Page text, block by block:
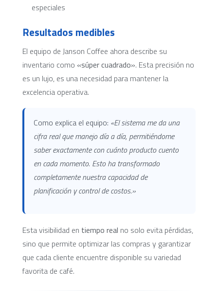
especiales
Resultados medibles
El equipo de Janson Coffee ahora describe su
inventario como «súper cuadrado». Esta precisión no
es un lujo, es una necesidad para mantener la
excelencia operativa.
Como explica el equipo: «El sistema me da una
cifra real que manejo día a día, permitiéndome
saber exactamente con cuánto producto cuento
en cada momento. Esto ha transformado
completamente nuestra capacidad de
planificación y control de costos.»
Esta visibilidad en tiempo real no solo evita pérdidas,
sino que permite optimizar las compras y garantizar
que cada cliente encuentre disponible su variedad
favorita de café.